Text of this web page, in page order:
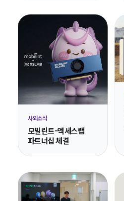
사외소식
모빌린트-엑세스랩
파트너십 체결